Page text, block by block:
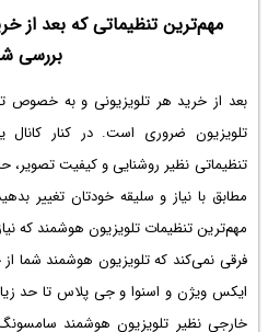
مهم‌ترین تنظیماتی که بعد از
بررسی
بعد از خرید هر تلویزیونی و به خصوص
تلویزیون ضروری است. در کنار کانال
تنظیماتی نظیر روشنایی و کیفیت تصویر،
مهم‌ترین تنظیمات تلویزیون هوشمند که
فرقی نمی‌کند که تلویزیون هوشمند شما
ایکس ویژن و اسنوا و جی پلاس تا حد
خارجی نظیر تلویزیون هوشمند